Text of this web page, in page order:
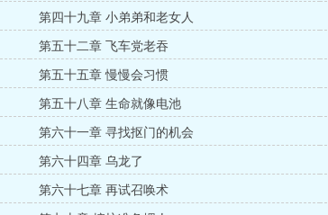
第四十九章 小弟弟和老女人
第五十二章 飞车党老吞
第五十五章 慢慢会习惯
第五十八章 生命就像电池
第六十一章 寻找抠门的机会
第六十四章 乌龙了
第六十七章 再试召唤术